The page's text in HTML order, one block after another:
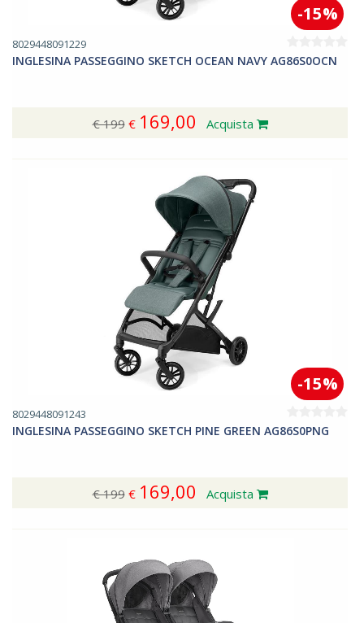
8029448091229
INGLESINA PASSEGGINO SKETCH OCEAN NAVY AG86S0OCN
€ 199€ 169,00
-15%
Acquista
8029448091243
INGLESINA PASSEGGINO SKETCH PINE GREEN AG86S0PNG
€ 199€ 169,00
-15%
Acquista